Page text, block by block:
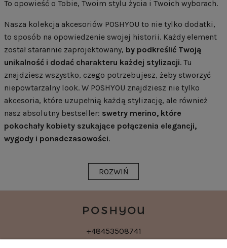
To opowieść o Tobie, Twoim stylu życia i Twoich wyborach.
Nasza kolekcja akcesoriów POSHYOU to nie tylko dodatki,
to sposób na opowiedzenie swojej historii. Każdy element
został starannie zaprojektowany, by podkreślić Twoją
unikalność i dodać charakteru każdej stylizacji. Tu
znajdziesz wszystko, czego potrzebujesz, żeby stworzyć
niepowtarzalny look. W POSHYOU znajdziesz nie tylko
akcesoria, które uzupełnią każdą stylizację, ale również
nasz absolutny bestseller: swetry merino, które
pokochały kobiety szukające połączenia elegancji,
wygody i ponadczasowości.
ROZWIŃ
+48453508741